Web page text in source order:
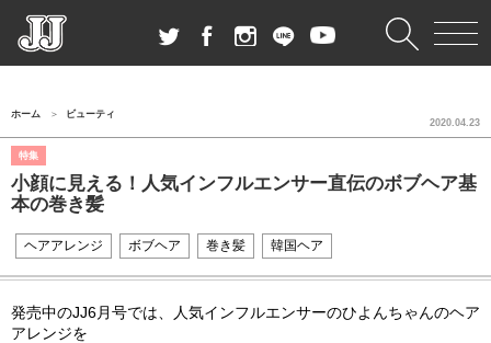
ホーム ビューティ
特集
小顔に見える！人気インフルエンサー直伝のボブヘア基
本の巻き髪
2020.04.23
ヘアアレンジ ボブヘア 巻き髪 韓国ヘア
発売中のJJ6月号では、人気インフルエンサーのひよんちゃんのヘア
アレンジを